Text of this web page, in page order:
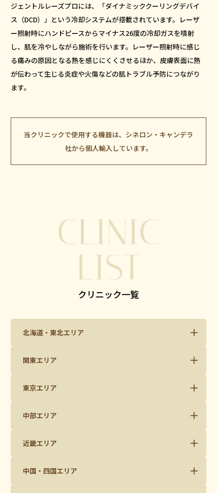
ジェントルレーズプロには、「ダイナミッククーリングデバイ
ス（DCD）」という冷却システムが搭載されています。レーザ
ー照射時にハンドピースからマイナス26度の冷却ガスを噴射
し、肌を冷やしながら施術を行います。レーザー照射時に感じ
る痛みの原因となる熱を感じにくくさせるほか、皮膚表面に熱
が伝わって生じる炎症や火傷などの肌トラブル予防につながり
ます。
当クリニックで使用する機器は、シネロン・キャンデラ
社から個人輸入しています。
CLINIC
LIST
クリニック一覧
北海道・東北エリア
関東エリア
東京エリア
中部エリア
近畿エリア
中国・四国エリア